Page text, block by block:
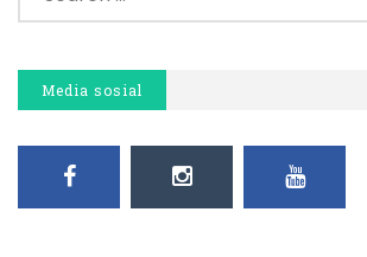
Media sosial